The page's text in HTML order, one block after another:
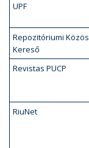
UPF
Repozitóriumi Közös
Kereső
Revistas PUCP
RiuNet